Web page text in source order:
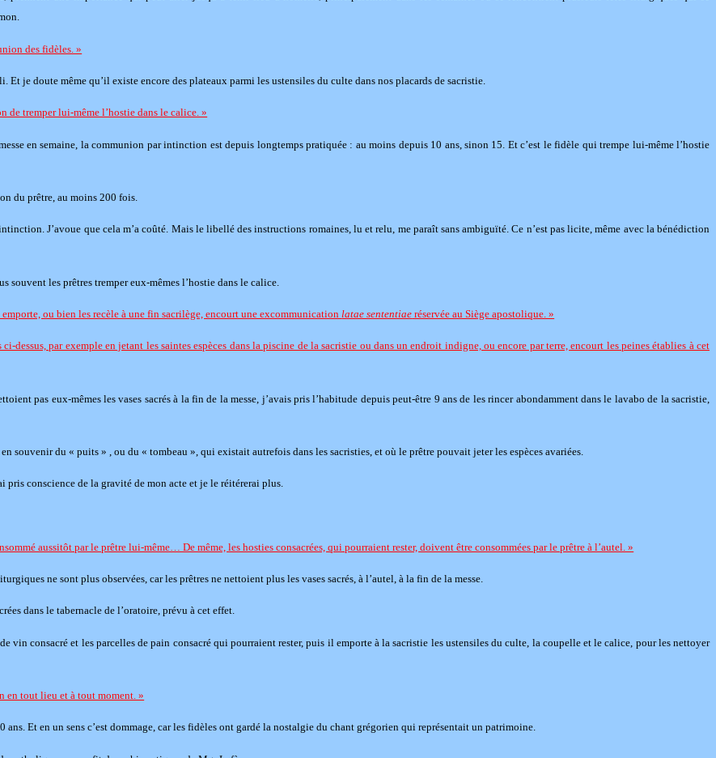
des fidèles. »
Et je doute même qu’il existe encore des plateaux parmi les ustensiles du culte dans nos placards de sacristie.
de tremper lui-même l’hostie dans le calice. »
en semaine, la communion par intinction est depuis longtemps pratiquée : au moins depuis 10 ans, sinon 15. Et c’est le fidèle qui trempe lui-même l’hostie
du prêtre, au moins 200 fois.
J’avoue que cela m’a coûté. Mais le libellé des instructions romaines, lu et relu, me paraît sans ambiguïté. Ce n’est pas licite, même avec la bénédiction
souvent les prêtres tremper eux-mêmes l’hostie dans le calice.
ou bien les recèle à une fin sacrilège, encourt une excommunication latae sententiae réservée au Siège apostolique. »
dessus, par exemple en jetant les saintes espèces dans la piscine de la sacristie ou dans un endroit indigne, ou encore par terre, encourt les peines établies à cet
pas eux-mêmes les vases sacrés à la fin de la messe, j’avais pris l’habitude depuis peut-être 9 ans de les rincer abondamment dans le lavabo de la sacristie,
souvenir du « puits » , ou du « tombeau », qui existait autrefois dans les sacristies, et où le prêtre pouvait jeter les espèces avariées.
conscience de la gravité de mon acte et je le réitérerai plus.
aussitôt par le prêtre lui-même… De même, les hosties consacrées, qui pourraient rester, doivent être consommées par le prêtre à l’autel. »
ne sont plus observées, car les prêtres ne nettoient plus les vases sacrés, à l’autel, à la fin de la messe.
dans le tabernacle de l’oratoire, prévu à cet effet.
vin consacré et les parcelles de pain consacré qui pourraient rester, puis il emporte à la sacristie les ustensiles du culte, la coupelle et le calice, pour les nettoyer
en tout lieu et à tout moment. »
ans. Et en un sens c’est dommage, car les fidèles ont gardé la nostalgie du chant grégorien qui représentait un patrimoine.